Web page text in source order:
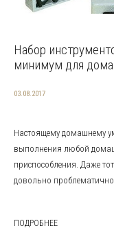
Набор
минимум для
03.08.2017
Настоящему домашнему
выполнения любой
приспособления. Даже
довольно
ПОДРОБНЕЕ